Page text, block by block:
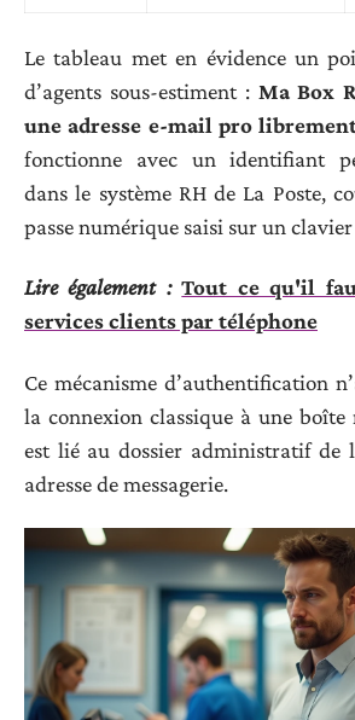
Le tableau met en évidence un
d’agents sous-estiment : Ma Box
une adresse e-mail pro
fonctionne avec un identifiant
dans le système RH de La Poste,
passe numérique saisi sur un
Lire également : Tout ce qu'il
services clients par téléphone
Ce mécanisme d’authentification
la connexion classique à une boîte
est lié au dossier administratif de
adresse de messagerie.